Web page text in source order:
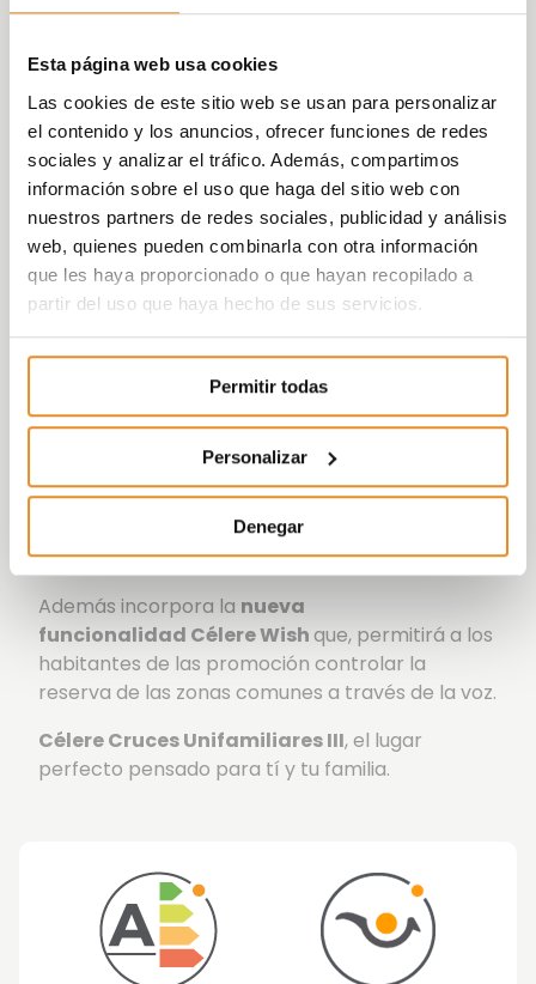
Esta página web usa cookies
Las cookies de este sitio web se usan para personalizar
el contenido y los anuncios, ofrecer funciones de redes
sociales y analizar el tráfico. Además, compartimos
información sobre el uso que haga del sitio web con
nuestros partners de redes sociales, publicidad y análisis
web, quienes pueden combinarla con otra información
que les haya proporcionado o que hayan recopilado a
partir del uso que haya hecho de sus servicios.
Permitir todas
Personalizar
Denegar
diseñado de manera minuciosa y cuidada, con
materiales de primera calidad
podrás personalizar con diferentes acabados
para que sientas tu casa tuya desde el primer
día. Además, todas cuentan con cocina
amueblada y calefacción por suelo radiante.
Pero no solo eso, la promoción cuenta con
amplias e innovadoras zonas comunes
donde disfrutar de tu día a día con tu familia y
amigos.
Dispone de espacios exteriores, donde
encontrarás lapiscinapara adultos y niños,
pistas deportivas y los jardines
con salones para niños y adolescentes,
infantil y Sala Social-Gourmetcon todas las
instalaciones necesarias para celebrar las
mejores reuniones familiares y sociales.
Además incorpora la nueva
funcionalidad Célere Wishque, permitirá a los
habitantes de las promoción controlar la
reserva de las zonas comunes a través de la voz.
Célere Cruces Unifamiliares III, el lugar
perfecto pensado para tí y tu familia.